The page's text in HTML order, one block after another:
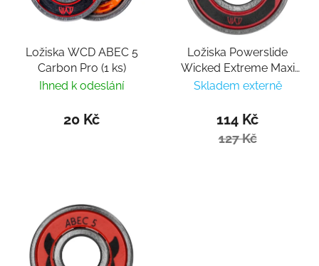
Ložiska WCD ABEC 5
Carbon Pro (1 ks)
Ihned k odeslání
20 Kč
Ložiska Powerslide
Wicked Extreme Maxi
(1ks)
Skladem externě
114 Kč
127 Kč